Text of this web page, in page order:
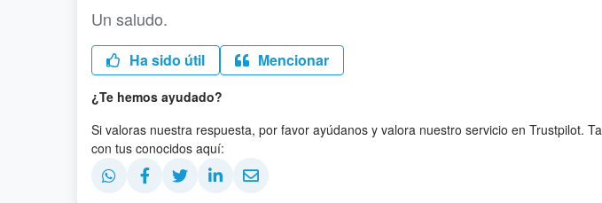
Un saludo.
Ha sido útil Mencionar
¿Te hemos ayudado?
Si valoras nuestra respuesta, por favor ayúdanos y valora nuestro servicio en Trustpilot.
con tus conocidos aquí: